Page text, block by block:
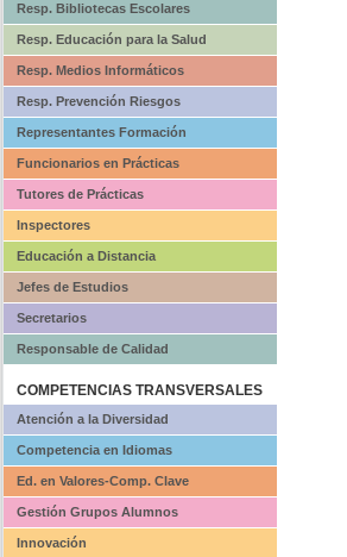
Resp. Bibliotecas Escolares
Resp. Educación para la Salud
Resp. Medios Informáticos
Resp. Prevención Riesgos
Representantes Formación
Funcionarios en Prácticas
Tutores de Prácticas
Inspectores
Educación a Distancia
Jefes de Estudios
Secretarios
Responsable de Calidad
COMPETENCIAS TRANSVERSALES
Atención a la Diversidad
Competencia en Idiomas
Ed. en Valores-Comp. Clave
Gestión Grupos Alumnos
Innovación